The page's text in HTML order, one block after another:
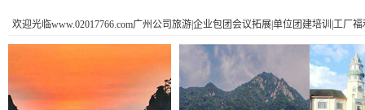
欢迎光临www.02017766.com广州公司旅游|企业包团会议拓展|单位团建培训|工厂